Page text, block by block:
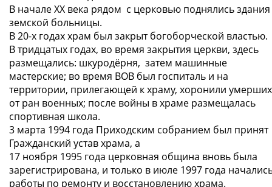
В начале ХХ века рядом с церковью поднялись здания
земской больницы.
В 20-х годах храм был закрыт богоборческой властью.
В тридцатых годах, во время закрытия церкви, здесь
размещались: шкуродёрня, затем машинные
мастерские; во время ВОВ был госпиталь и на
территории, прилегающей к храму, хоронили умерших
от ран военных; после войны в храме размещалась
спортивная школа.
3 марта 1994 года Приходским собранием был принят
Гражданский устав храма, а
17 ноября 1995 года церковная община вновь была
зарегистрирована, и только в июле 1997 года
работы по ремонту и восстановлению храма.